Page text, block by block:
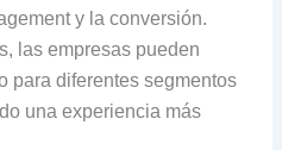
y la conversión.
las empresas pueden
para diferentes segmentos
una experiencia más